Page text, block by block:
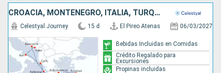
CROACIA, MONTENEGRO, ITALIA, TURQUÍA, GRECIA
Celestyal Journey 15 d El Pireo Atenas 06/03/2027
Bebidas Incluidas en Comidas
Crédito Regalado para
Excursiones
Propinas incluidas